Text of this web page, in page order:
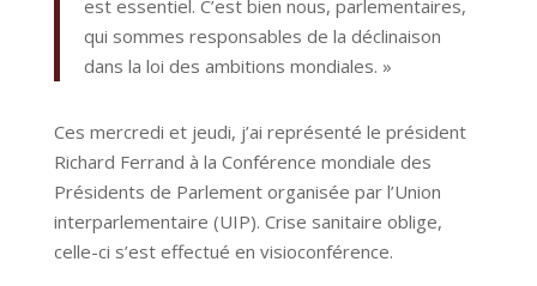
est essentiel. C’est bien nous, parlementaires,
qui sommes responsables de la déclinaison
dans la loi des ambitions mondiales. »
Ces mercredi et jeudi, j’ai représenté le président
Richard Ferrand à la Conférence mondiale des
Présidents de Parlement organisée par l’Union
interparlementaire (UIP). Crise sanitaire oblige,
celle-ci s’est effectué en visioconférence.